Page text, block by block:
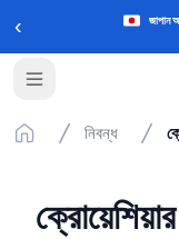
‹ জাপান
নিবন্ধ